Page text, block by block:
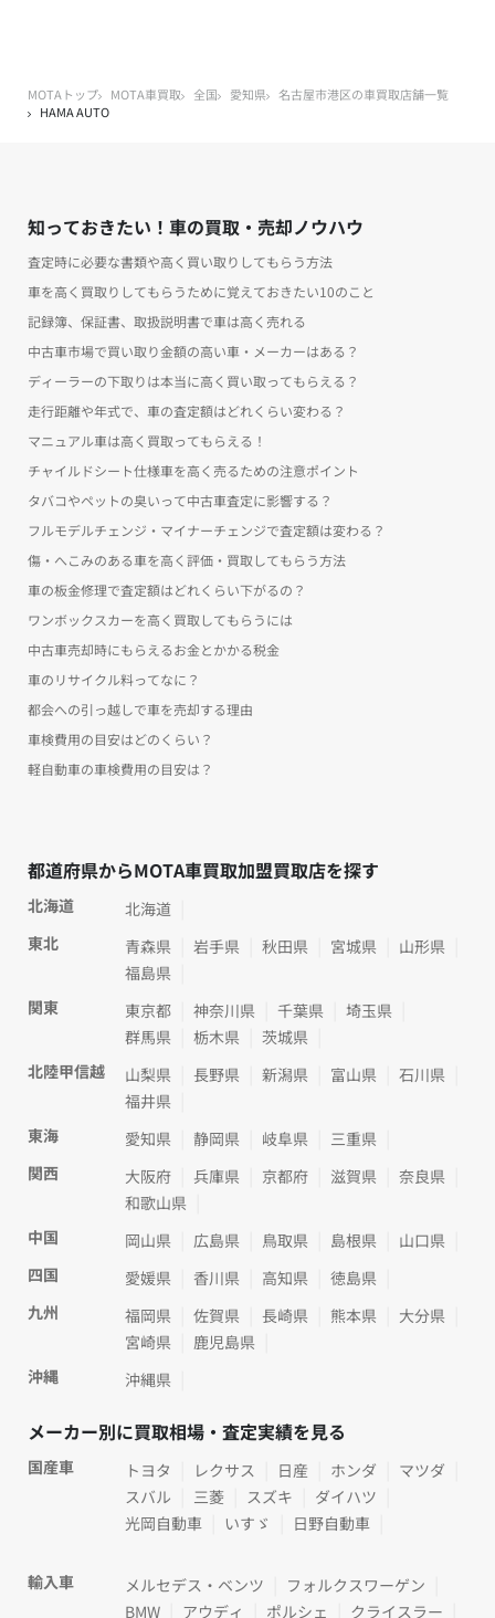
MOTAトップ MOTA車買取 全国 愛知県
名古屋市港区の車買取店舗一覧
HAMA AUTO
知っておきたい！車の買取・売却ノウハウ
査定時に必要な書類や高く買い取りしてもらう方法
車を高く買取りしてもらうために覚えておきたい10のこと
記録簿、保証書、取扱説明書で車は高く売れる
中古車市場で買い取り金額の高い車・メーカーはある？
ディーラーの下取りは本当に高く買い取ってもらえる？
走行距離や年式で、車の査定額はどれくらい変わる？
マニュアル車は高く買取ってもらえる！
チャイルドシート仕様車を高く売るための注意ポイント
タバコやペットの臭いって中古車査定に影響する？
フルモデルチェンジ・マイナーチェンジで査定額は変わる？
傷・へこみのある車を高く評価・買取してもらう方法
車の板金修理で査定額はどれくらい下がるの？
ワンボックスカーを高く買取してもらうには
中古車売却時にもらえるお金とかかる税金
車のリサイクル料ってなに？
都会への引っ越しで車を売却する理由
車検費用の目安はどのくらい？
軽自動車の車検費用の目安は？
都道府県からMOTA車買取加盟買取店を探す
北海道
北海道
東北
青森県 岩手県 秋田県 宮城県
山形県
福島県
関東
東京都 神奈川県 千葉県
埼玉県
群馬県
栃木県
茨城県
北陸甲信越
山梨県 長野県 新潟県 富山県
石川県
福井県
東海
愛知県 静岡県 岐阜県
三重県
関西
大阪府 兵庫県 京都府 滋賀県
奈良県
和歌山県
中国
岡山県 広島県 鳥取県 島根県
山口県
四国
愛媛県 香川県 高知県
徳島県
九州
福岡県 佐賀県 長崎県 熊本県
大分県
宮崎県
鹿児島県
沖縄
沖縄県
メーカー別に買取相場・査定実績を見る
国産車 トヨタ レクサス 日産 ホンダ
マツダ
スバル
三菱 スズキ
ダイハツ
光岡自動車
いすゞ 日野自動車
輸入車 メルセデス・ベンツ
フォルクスワーゲン
BMW
アウディ ポルシェ
クライスラー